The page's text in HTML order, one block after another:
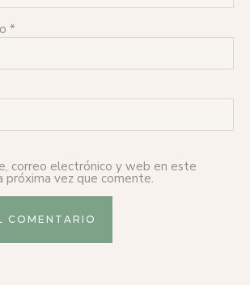
*
correo electrónico y web en este
próxima vez que comente.